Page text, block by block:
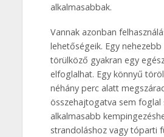
alkalmasabbak.
Vannak azonban
lehetőségeik. Egy
törülköző gyakran egy
elfoglalhat. Egy könnyű
néhány perc alatt
összehajtogatva sem foglal
alkalmasabb
strandoláshoz vagy tóparti